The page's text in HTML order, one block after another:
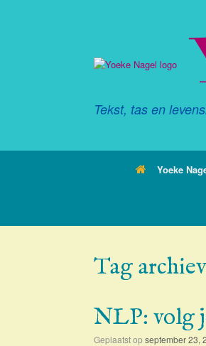
Tekst, tas en
Yoeke
Tag
NLP: volg
Geplaatst opseptember 23,